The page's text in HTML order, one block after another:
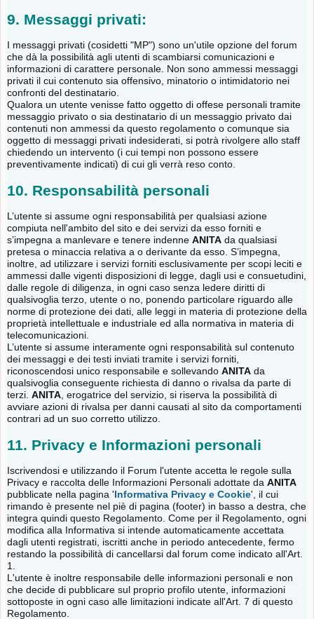
9. Messaggi privati:
I messaggi privati (cosidetti "MP") sono un'utile opzione del forum
che dà la possibilità agli utenti di scambiarsi comunicazioni e
informazioni di carattere personale. Non sono ammessi messaggi
privati il cui contenuto sia offensivo, minatorio o intimidatorio nei
confronti del destinatario.
Qualora un utente venisse fatto oggetto di offese personali tramite
messaggio privato o sia destinatario di un messaggio privato dai
contenuti non ammessi da questo regolamento o comunque sia
oggetto di messaggi privati indesiderati, si potrà rivolgere allo staff
chiedendo un intervento (i cui tempi non possono essere
preventivamente indicati) di cui gli verrà reso conto.
10. Responsabilità personali
L’utente si assume ogni responsabilità per qualsiasi azione
compiuta nell'ambito del sito e dei servizi da esso forniti e
s’impegna a manlevare e tenere indenne ANITA da qualsiasi
pretesa o minaccia relativa a o derivante da esso. S’impegna,
inoltre, ad utilizzare i servizi forniti esclusivamente per scopi leciti e
ammessi dalle vigenti disposizioni di legge, dagli usi e consuetudini,
dalle regole di diligenza, in ogni caso senza ledere diritti di
qualsivoglia terzo, utente o no, ponendo particolare riguardo alle
norme di protezione dei dati, alle leggi in materia di protezione della
proprietà intellettuale e industriale ed alla normativa in materia di
telecomunicazioni.
L’utente si assume interamente ogni responsabilità sul contenuto
dei messaggi e dei testi inviati tramite i servizi forniti,
riconoscendosi unico responsabile e sollevando ANITA da
qualsivoglia conseguente richiesta di danno o rivalsa da parte di
terzi. ANITA, erogatrice del servizio, si riserva la possibilità di
avviare azioni di rivalsa per danni causati al sito da comportamenti
contrari ad un suo corretto utilizzo.
11. Privacy e Informazioni personali
Iscrivendosi e utilizzando il Forum l'utente accetta le regole sulla
Privacy e raccolta delle Informazioni Personali adottate da ANITA
pubblicate nella pagina ' Informativa Privacy e Cookie', il cui
rimando è presente nel piè di pagina (footer) in basso a destra, che
integra quindi questo Regolamento. Come per il Regolamento, ogni
modifica alla Informativa si intende automaticamente accettata
dagli utenti registrati, iscritti anche in periodo antecedente, fermo
restando la possibilità di cancellarsi dal forum come indicato all'Art.
1.
L'utente è inoltre responsabile delle informazioni personali e non
che decide di pubblicare sul proprio profilo utente, informazioni
sottoposte in ogni caso alle limitazioni indicate all'Art. 7 di questo
Regolamento.